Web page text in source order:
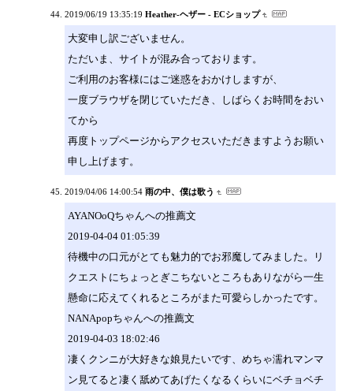
2019/06/19 13:35:19 Heather-ヘザー - ECショップ
大変申し訳ございません。
ただいま、サイトが混み合っております。
ご利用のお客様にはご迷惑をおかけしますが、
一度ブラウザを閉じていただき、しばらくお時間をおい
てから
再度トップページからアクセスいただきますようお願い
申し上げます。
2019/04/06 14:00:54 雨の中、僕は歌う
AYANOoQちゃんへの推薦文
2019-04-04 01:05:39
待機中の口元がとても魅力的でお邪魔してみました。リ
クエストにちょっとぎこちないところもありながら一生
懸命に応えてくれるところがまた可愛らしかったです。
NANApopちゃんへの推薦文
2019-04-03 18:02:46
凄くクンニが大好きな娘見たいです、めちゃ濡れマンマ
ン見てると凄く舐めてあげたくなるくらいにベチョベチ